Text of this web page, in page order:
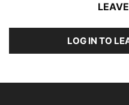
LOG IN TO